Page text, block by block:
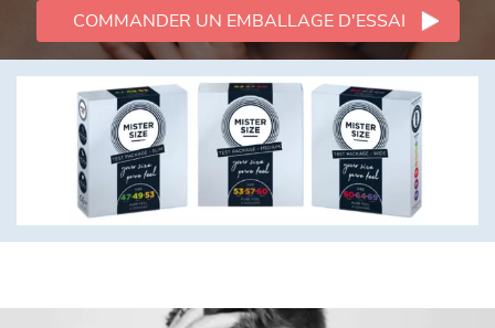
COMMANDER UN EMBALLAGE D'ESSAI